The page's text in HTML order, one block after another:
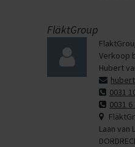
FläktGroup
Verkoop
Hubert
0031
0031 6
Laan van